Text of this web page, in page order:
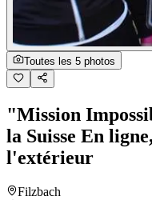
Toutes les 5 photos
"Mission
la Suisse En
l'extérieur
Filzbach